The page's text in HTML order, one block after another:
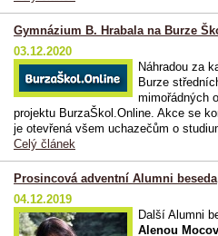
Gymnázium B. Hrabala na Burze
03.12.2020
Náhradou za
Burze
mimořádných
projektu BurzaŠkol.Online. Akce se
je otevřená všem uchazečům o
Celý článek
Prosincová adventní Alumni beseda
04.12.2019
Další Alumni
Alenou